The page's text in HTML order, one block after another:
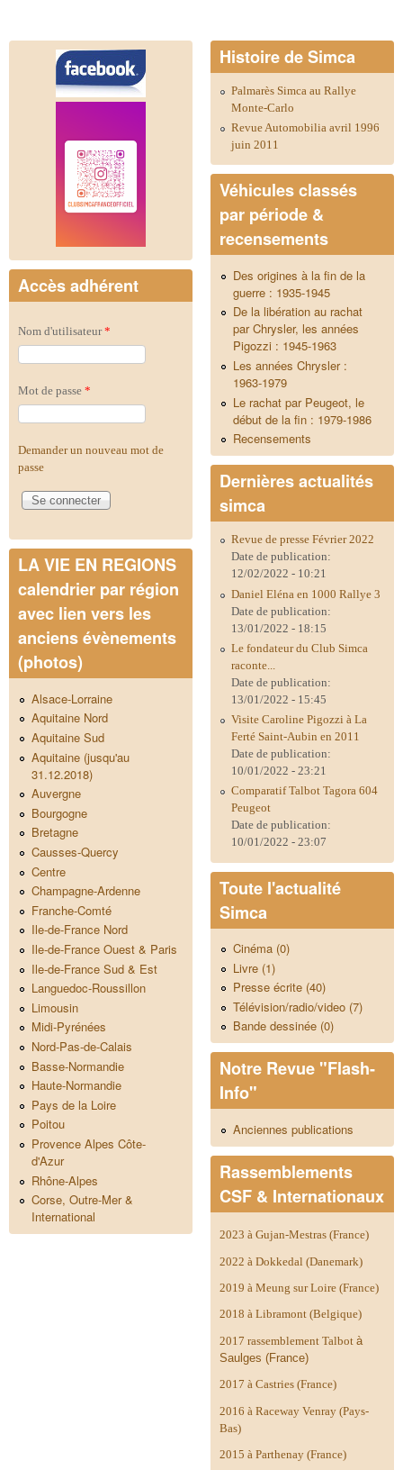
Accès adhérent
Nom d'utilisateur*
Mot de passe *
Demander un nouveau mot de
passe
LA VIE EN REGIONS
calendrier par région
avec lien vers les
anciens évènements
(photos)
Alsace-Lorraine
Aquitaine Nord
Aquitaine Sud
Aquitaine (jusqu'au
31.12.2018)
Auvergne
Bourgogne
Bretagne
Causses-Quercy
Centre
Champagne-Ardenne
Franche-Comté
Ile-de-France Nord
Ile-de-France Ouest & Paris
Ile-de-France Sud & Est
Languedoc-Roussillon
Limousin
Midi-Pyrénées
Nord-Pas-de-Calais
Basse-Normandie
Haute-Normandie
Pays de la Loire
Poitou
Provence Alpes Côte-
d'Azur
Rhône-Alpes
Corse, Outre-Mer &
International
Histoire de Simca
Palmarès Simca au Rallye
Monte-Carlo
Revue Automobilia avril 1996
juin 2011
Véhicules classés
par période &
recensements
Des origines à la fin de la
guerre : 1935-1945
De la libération au rachat
par Chrysler, les années
Pigozzi : 1945-1963
Les années Chrysler :
1963-1979
Le rachat par Peugeot, le
début de la fin : 1979-1986
Recensements
Dernières actualités
simca
Revue de presse Février 2022
Date de publication:
12/02/2022 - 10:21
Daniel Eléna en 1000 Rallye 3
Date de publication:
13/01/2022 - 18:15
Le fondateur du Club Simca
raconte...
Date de publication:
13/01/2022 - 15:45
Visite Caroline Pigozzi à La
Ferté Saint-Aubin en 2011
Date de publication:
10/01/2022 - 23:21
Comparatif Talbot Tagora 604
Peugeot
Date de publication:
10/01/2022 - 23:07
Toute l'actualité
Simca
Cinéma (0)
Livre (1)
Presse écrite (40)
Télévision/radio/video (7)
Bande dessinée (0)
Notre Revue "Flash-
Info"
Anciennes publications
Rassemblements
CSF & Internationaux
2023 à Gujan-Mestras (France)
2022 à Dokkedal (Danemark)
2019 à Meung sur Loire (France)
2018 à Libramont (Belgique)
2017 rassemblement Talbot à
Saulges (France)
2017 à Castries (France)
2016 à Raceway Venray (Pays-
Bas)
2015 à Parthenay (France)